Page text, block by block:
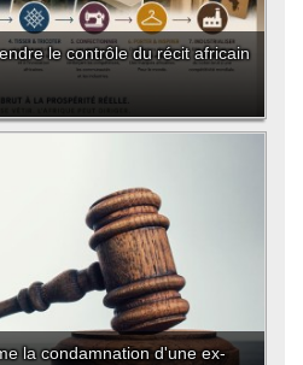
le contrôle du récit africain
la condamnation d'une ex-